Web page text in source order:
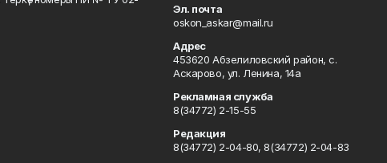
Эл. почта
oskon_askar@mail.ru
Адрес
453620 Абзелиловский район, с.
Аскарово, ул. Ленина, 14а
Рекламная служба
8(34772) 2-15-55
Редакция
8(34772) 2-04-80, 8(34772) 2-04-83